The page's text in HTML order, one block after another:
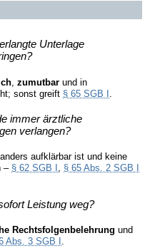
Unterlage
zumutbar und in
sonst greift § 65 SGB I
immer ärztliche
verlangen?
aufklärbar ist und keine
– § 62 SGB I
§ 65 Abs. 2 SGB I
Leistung weg?
Rechtsfolgenbelehrung und
Abs. 3 SGB I .